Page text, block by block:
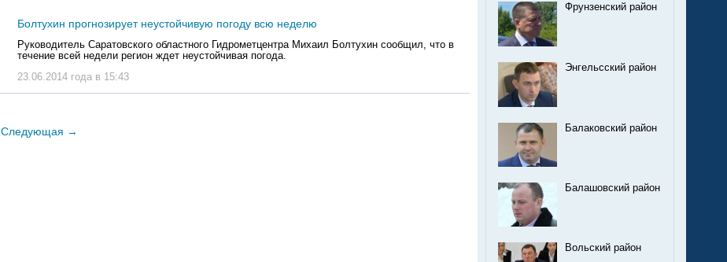
Болтухин прогнозирует неустойчивую погоду всю неделю
Руководитель Саратовского областного Гидрометцентра Михаил Болтухин сообщил, что в
течение всей недели регион ждет неустойчивая погода.
23.06.2014 года в 15:43
Следующая →
Фрунзенский район
Энгельсский район
Балаковский район
Балашовский район
Вольский район